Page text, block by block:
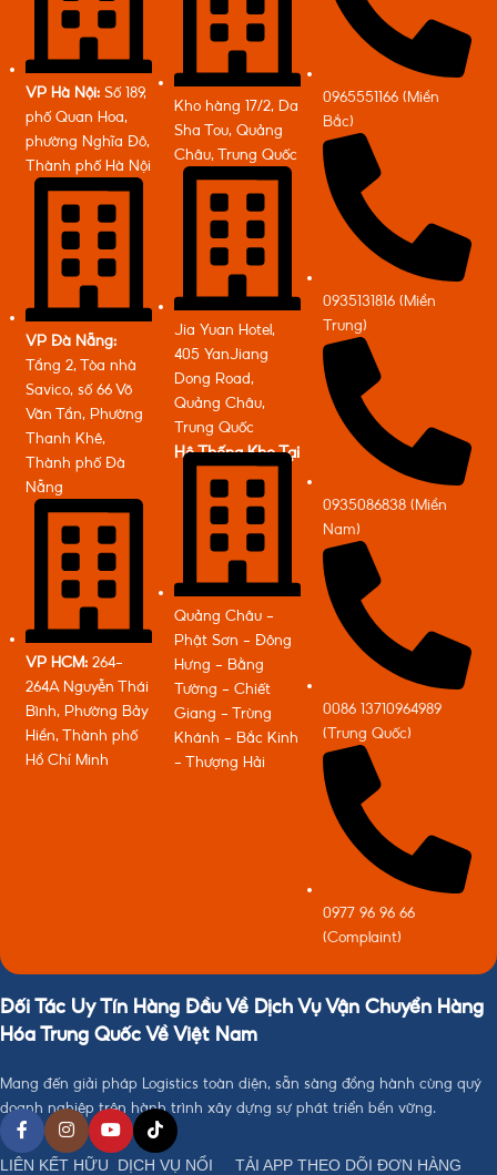
VP Hà Nội: Số 189,
phố Quan Hoa,
phường Nghĩa Đô,
Thành phố Hà Nội
VP Đà Nẵng:
Tầng 2, Tòa nhà
Savico, số 66 Võ
Văn Tần, Phường
Thanh Khê,
Thành phố Đà
Nẵng
VP HCM: 264-
264A Nguyễn Thái
Bình, Phường Bảy
Hiền, Thành phố
Hồ Chí Minh
Kho hàng 17/2, Da
Sha Tou, Quảng
Châu, Trung Quốc
Jia Yuan Hotel,
405 YanJiang
Dong Road,
Quảng Châu,
Trung Quốc
Hệ Thống Kho Tại
Quảng Châu -
Phật Sơn - Đông
Hưng - Bằng
Tường - Chiết
Giang - Trùng
Khánh - Bắc Kinh
- Thượng Hải
0965551166 (Miền
Bắc)
0935131816 (Miền
Trung)
0935086838 (Miền
Nam)
0086 13710964989
(Trung Quốc)
0977 96 96 66
(Complaint)
Đối Tác Uy Tín Hàng Đầu Về Dịch Vụ Vận Chuyển Hàng
Hóa Trung Quốc Về Việt Nam
Mang đến giải pháp Logistics toàn diện, sẵn sàng đồng hành cùng quý
doanh nghiệp trên hành trình xây dựng sự phát triển bền vững.
LIÊN KẾT HỮU
DỊCH VỤ NỔI
TẢI APP THEO DÕI ĐƠN HÀNG